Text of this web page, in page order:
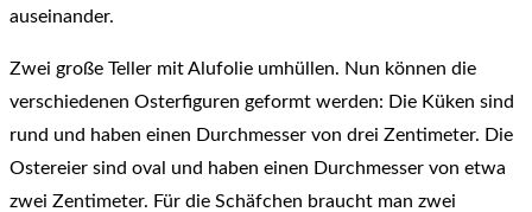
auseinander.
Zwei große Teller mit Alufolie umhüllen. Nun können die
verschiedenen Osterfiguren geformt werden: Die Küken sind
rund und haben einen Durchmesser von drei Zentimeter. Die
Ostereier sind oval und haben einen Durchmesser von etwa
zwei Zentimeter. Für die Schäfchen braucht man zwei